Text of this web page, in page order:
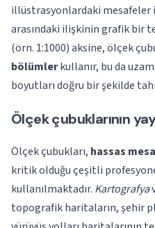
illüstrasyonlardaki mesafeler
arasındaki ilişkinin grafik bir
(örn. 1:1000) aksine, ölçek
bölümlerkullanır, bu da
boyutları doğru bir şekilde
Ölçek çubuklarının
Ölçek çubukları, hassas
kritik olduğu çeşitli
kullanılmaktadır. Kartografya
topografik haritaların, şehir